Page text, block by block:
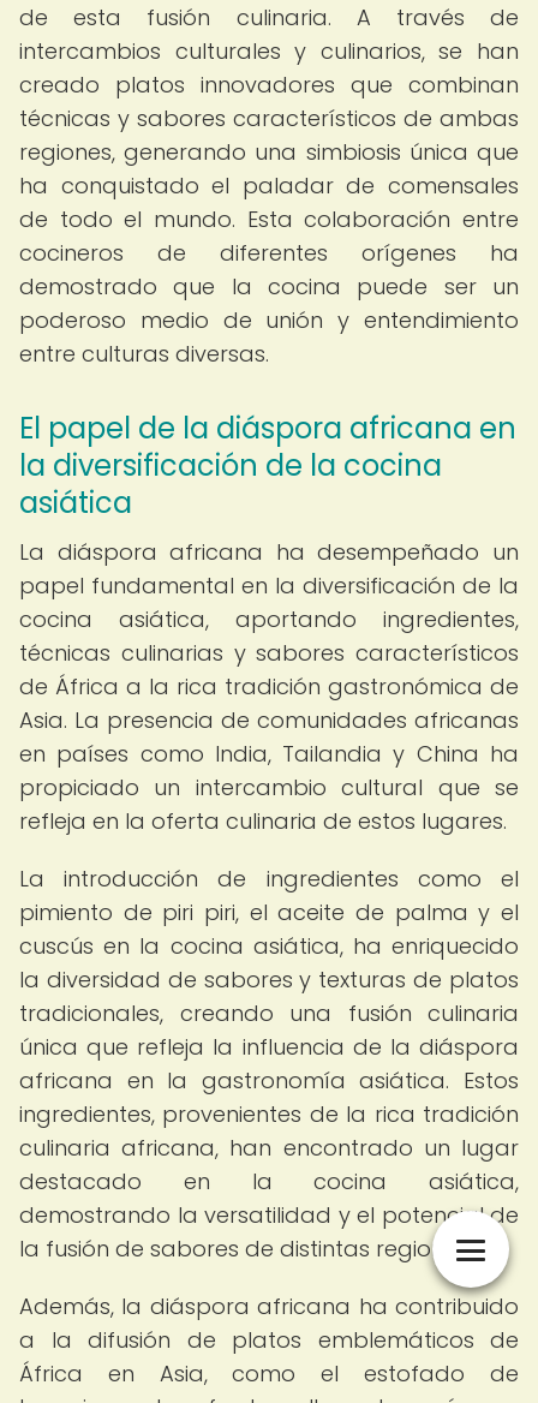
de esta fusión culinaria. A través de
intercambios culturales y culinarios, se han
creado platos innovadores que combinan
técnicas y sabores característicos de ambas
regiones, generando una simbiosis única que
ha conquistado el paladar de comensales
de todo el mundo. Esta colaboración entre
cocineros de diferentes orígenes ha
demostrado que la cocina puede ser un
poderoso medio de unión y entendimiento
entre culturas diversas.
El papel de la diáspora africana en
la diversificación de la cocina
asiática
La diáspora africana ha desempeñado un
papel fundamental en la diversificación de la
cocina asiática, aportando ingredientes,
técnicas culinarias y sabores característicos
de África a la rica tradición gastronómica de
Asia. La presencia de comunidades africanas
en países como India, Tailandia y China ha
propiciado un intercambio cultural que se
refleja en la oferta culinaria de estos lugares.
La introducción de ingredientes como el
pimiento de piri piri, el aceite de palma y el
cuscús en la cocina asiática, ha enriquecido
la diversidad de sabores y texturas de platos
tradicionales, creando una fusión culinaria
única que refleja la influencia de la diáspora
africana en la gastronomía asiática. Estos
ingredientes, provenientes de la rica tradición
culinaria africana, han encontrado un lugar
destacado en la cocina asiática,
demostrando la versatilidad y el potencial de
la fusión de sabores de distintas regiones.
Además, la diáspora africana ha contribuido
a la difusión de platos emblemáticos de
África en Asia, como el estofado de